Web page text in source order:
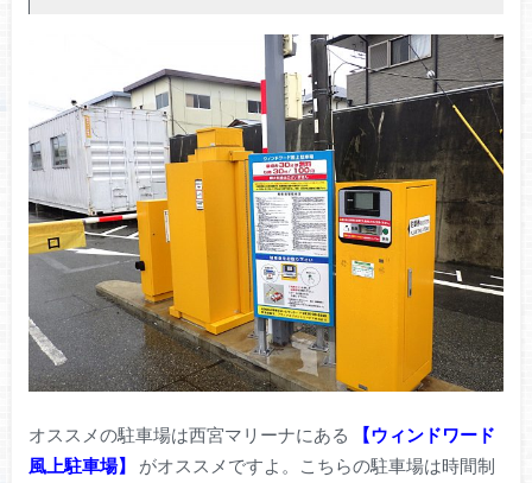
オススメの駐車場は西宮マリーナにある
【ウィンドワード
風上駐車場】
がオススメですよ。こちらの駐車場は時間制